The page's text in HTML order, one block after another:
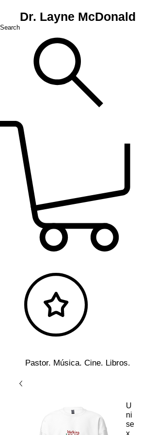
Dr. Layne McDonald
Search
Pastor. Música. Cine. Libros.
U
ni
se
x